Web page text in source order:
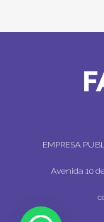
EMPRESA
Avenida 10